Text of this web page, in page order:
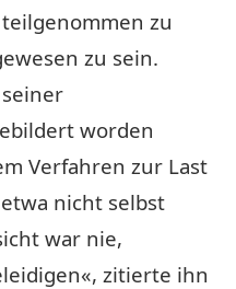
zu
zu sein.
worden
Verfahren zur Last
nicht selbst
war nie,
zitierte ihn